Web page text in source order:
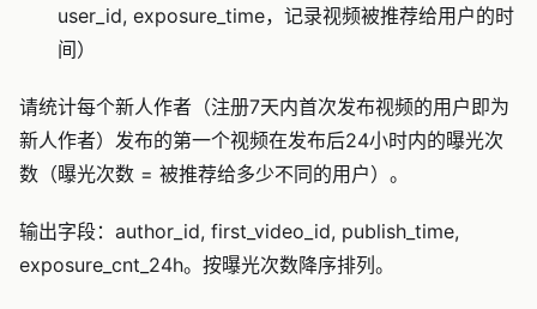
user_id, exposure_time，记录视频被推荐给用户的时
间）
请统计每个新人作者（注册7天内首次发布视频的用户即为
新人作者）发布的第一个视频在发布后24小时内的曝光次
数（曝光次数 = 被推荐给多少不同的用户）。
输出字段：author_id, first_video_id, publish_time,
exposure_cnt_24h。按曝光次数降序排列。